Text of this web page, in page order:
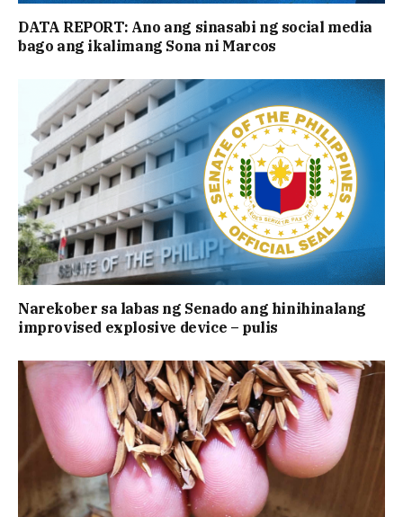
DATA REPORT: Ano ang sinasabi ng social media
bago ang ikalimang Sona ni Marcos
Narekober sa labas ng Senado ang hinihinalang
improvised explosive device – pulis